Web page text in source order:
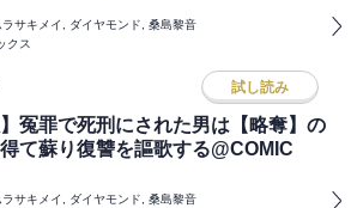
サキメイ, ダイヤモンド, 桑島黎音
クス
試し読み
】冤罪で死刑にされた男は【略奪】の
て蘇り復讐を謳歌する@COMIC
サキメイ, ダイヤモンド, 桑島黎音